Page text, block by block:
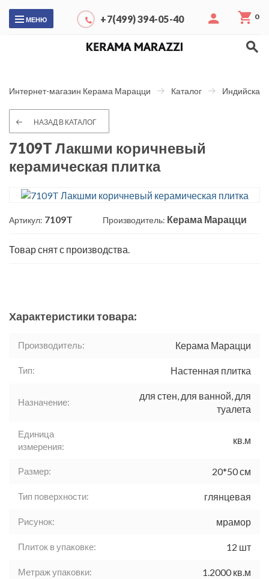
МЕНЮ +7(499) 394-05-40 0
Интернет-магазин Керама Марацци Каталог Индийская
НАЗАД В КАТАЛОГ
7109T Лакшми коричневый
керамическая плитка
Артикул: 7109T Производитель: Керама Марацци
Товар снят с производства.
Характеристики товара:
Производитель: Керама Марацци
Тип: Настенная плитка
Назначение:
для стен, для ванной, для
туалета
Единица
измерения:
кв.м
Размер: 20*50 см
Тип поверхности: глянцевая
Рисунок: мрамор
Плиток в упаковке: 12 шт
Метраж упаковки: 1.2000 кв.м